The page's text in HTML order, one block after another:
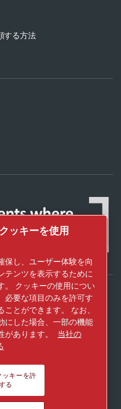
する方法
プが未来を変えるテク
実現しているかご覧く
プのウェブサイトをご
員
する"
ッキーを使用
保し、ユーザー体験を向
テンツを表示するために
。 クッキーの使用につい
必要な項目のみを許可す
とができます。 なお、
にした場合、一部の機能
があります。
当社の
ッキーを許
る